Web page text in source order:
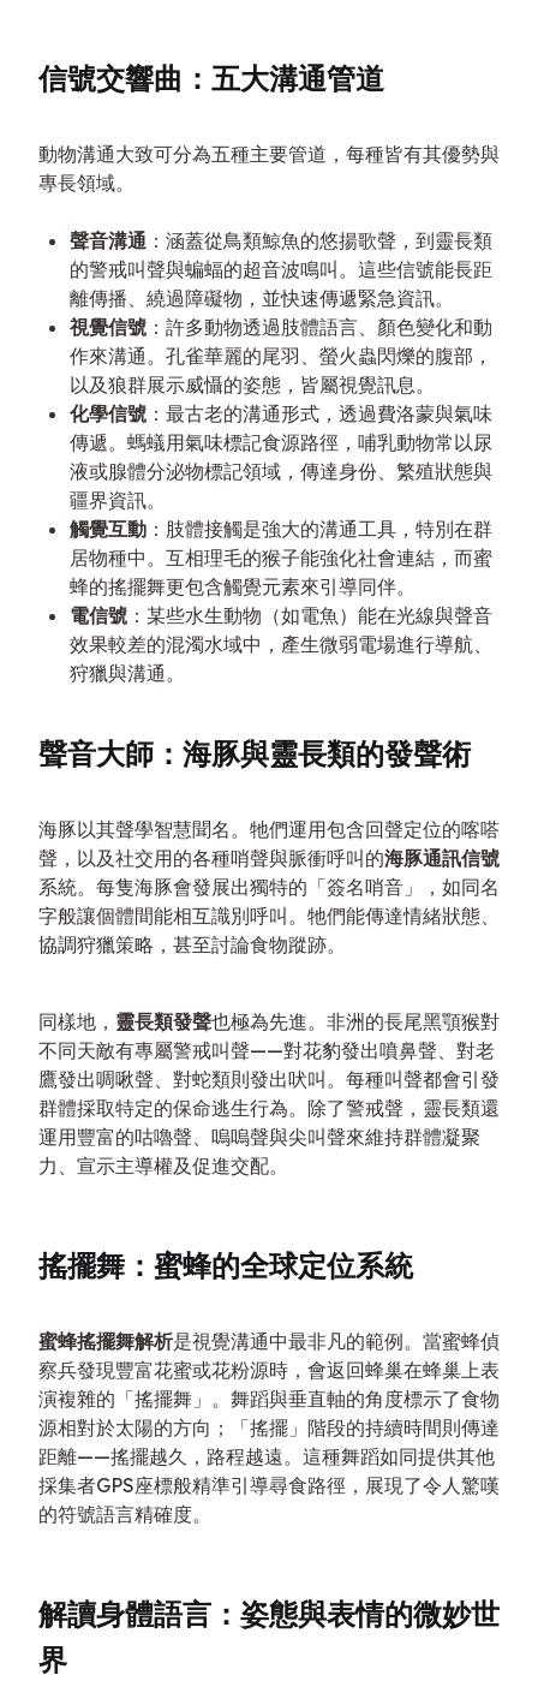
信號交響曲：五大溝通管道
動物溝通大致可分為五種主要管道，每種皆有其優勢與
專長領域。
聲音溝通 ：涵蓋從鳥類鯨魚的悠揚歌聲，到靈長類
的警戒叫聲與蝙蝠的超音波鳴叫。這些信號能長距
離傳播、繞過障礙物，並快速傳遞緊急資訊。
視覺信號 ：許多動物透過肢體語言、顏色變化和動
作來溝通。孔雀華麗的尾羽、螢火蟲閃爍的腹部，
以及狼群展示威懾的姿態，皆屬視覺訊息。
化學信號 ：最古老的溝通形式，透過費洛蒙與氣味
傳遞。螞蟻用氣味標記食源路徑，哺乳動物常以尿
液或腺體分泌物標記領域，傳達身份、繁殖狀態與
疆界資訊。
觸覺互動 ：肢體接觸是強大的溝通工具，特別在群
居物種中。互相理毛的猴子能強化社會連結，而蜜
蜂的搖擺舞更包含觸覺元素來引導同伴。
電信號 ：某些水生動物（如電魚）能在光線與聲音
效果較差的混濁水域中，產生微弱電場進行導航、
狩獵與溝通。
聲音大師：海豚與靈長類的發聲術
海豚以其聲學智慧聞名。牠們運用包含回聲定位的喀嗒
聲，以及社交用的各種哨聲與脈衝呼叫的海豚通訊信號
系統。每隻海豚會發展出獨特的「簽名哨音」，如同名
字般讓個體間能相互識別呼叫。牠們能傳達情緒狀態、
協調狩獵策略，甚至討論食物蹤跡。
同樣地， 靈長類發聲也極為先進。非洲的長尾黑顎猴對
不同天敵有專屬警戒叫聲——對花豹發出噴鼻聲、對老
鷹發出啁啾聲、對蛇類則發出吠叫。每種叫聲都會引發
群體採取特定的保命逃生行為。除了警戒聲，靈長類還
運用豐富的咕嚕聲、嗚嗚聲與尖叫聲來維持群體凝聚
力、宣示主導權及促進交配。
搖擺舞：蜜蜂的全球定位系統
蜜蜂搖擺舞解析是視覺溝通中最非凡的範例。當蜜蜂偵
察兵發現豐富花蜜或花粉源時，會返回蜂巢在蜂巢上表
演複雜的「搖擺舞」。舞蹈與垂直軸的角度標示了食物
源相對於太陽的方向；「搖擺」階段的持續時間則傳達
距離——搖擺越久，路程越遠。這種舞蹈如同提供其他
採集者GPS座標般精準引導尋食路徑，展現了令人驚嘆
的符號語言精確度。
解讀身體語言：姿態與表情的微妙世
界